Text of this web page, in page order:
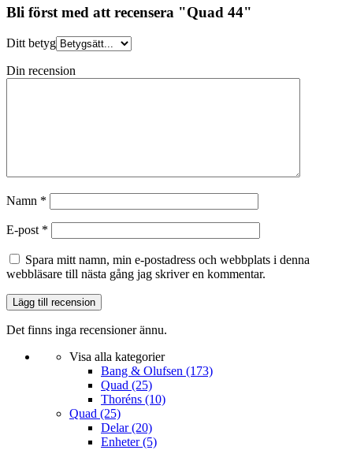
Bli först med att recensera "Quad 44"
Ditt betyg
Din recension
Namn *
E-post *
Spara mitt namn, min e-postadress och webbplats i denna
webbläsare till nästa gång jag skriver en kommentar.
Det finns inga recensioner ännu.
Visa alla kategorier
Bang & Olufsen (173)
Quad (25)
Thoréns (10)
Quad (25)
Delar(20)
Enheter(5)